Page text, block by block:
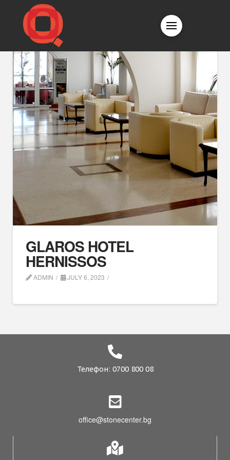
GLAROS HOTEL
HERNISSOS
ADMIN JULY 6, 2023
Телефон: 0700 800 08
office@stonecenter.bg